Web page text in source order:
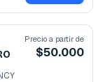
Precio a partir de
$50.000